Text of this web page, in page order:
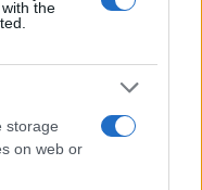
the
storage
on web or
ograja po meri: kako
material, polnilo in